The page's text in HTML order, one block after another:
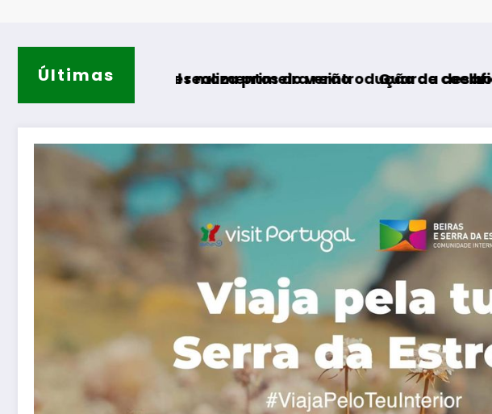
Últimas
momentos do verão
realiza primeira reintrodução de coelho-bravo em área
Guarda desafia amantes do BTT